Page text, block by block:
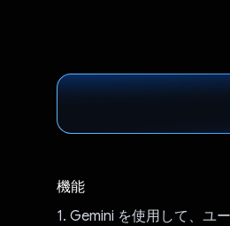
機能
1. Gemini を使用して、ユ